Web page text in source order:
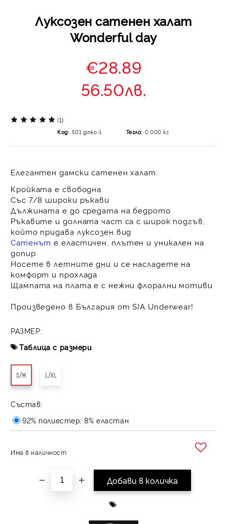
Луксозен сатенен халат
Wonderful day
€28.89
56.50лв.
(1)
Код: 501 ginko-1 Тегло: 0.000 кг
Елегантен дамски сатенен халат.
Кройката е свободна
Със 7/8 широки ръкави
Дължината е до средата на бедрото
Ръкавите и долната част са с широк подгъв,
който придава луксозен вид
Сатенът е еластичен, плътен и уникален на
допир
Носете в летните дни и се насладете на
комфорт и прохлада
Щампата на плата е с нежни флорални мотиви
Произведено в България от SIA Underwear!
РАЗМЕР:
Таблица с размери
S/M L/XL
Състав:
92% полиестер, 8% еластан
Има в наличност